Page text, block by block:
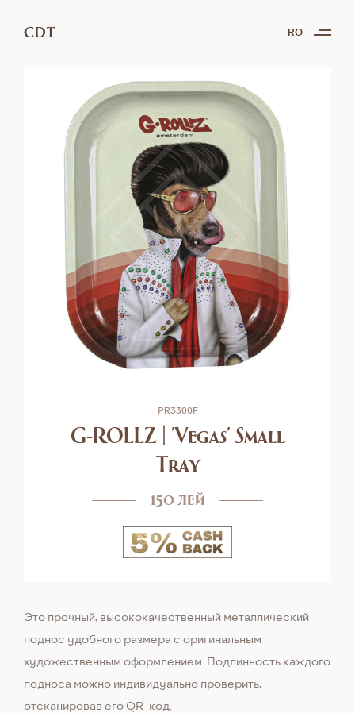
CDT RO
PR3300F
G-ROLLZ | 'Vegas' Small
Tray
150 лей
Это прочный, высококачественный металлический
поднос удобного размера с оригинальным
художественным оформлением. Подлинность каждого
подноса можно индивидуально проверить,
отсканировав его QR-код.